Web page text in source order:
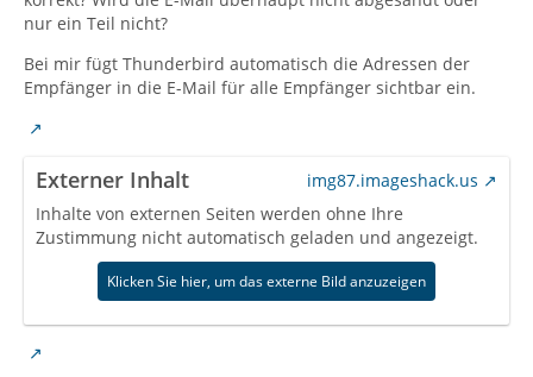
nur ein Teil nicht?
Bei mir fügt Thunderbird automatisch die Adressen der
Empfänger in die E-Mail für alle Empfänger sichtbar ein.
Externer Inhalt
img87.imageshack.us
Inhalte von externen Seiten werden ohne Ihre
Zustimmung nicht automatisch geladen und angezeigt.
Klicken Sie hier, um das externe Bild anzuzeigen